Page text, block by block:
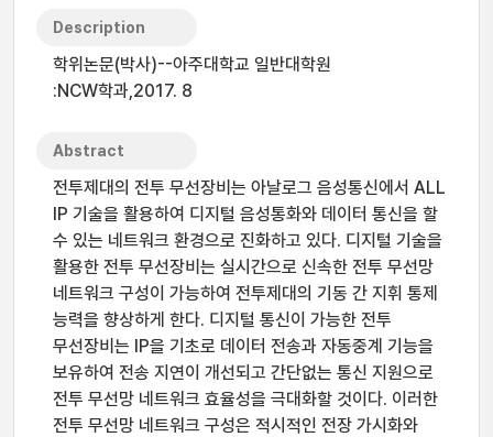
Description
학위논문(박사)--아주대학교 일반대학원
:NCW학과,2017. 8
Abstract
전투제대의 전투 무선장비는 아날로그 음성통신에서 ALL
IP 기술을 활용하여 디지털 음성통화와 데이터 통신을 할
수 있는 네트워크 환경으로 진화하고 있다. 디지털 기술을
활용한 전투 무선장비는 실시간으로 신속한 전투 무선망
네트워크 구성이 가능하여 전투제대의 기동 간 지휘 통제
능력을 향상하게 한다. 디지털 통신이 가능한 전투
무선장비는 IP을 기초로 데이터 전송과 자동중계 기능을
보유하여 전송 지연이 개선되고 간단없는 통신 지원으로
전투 무선망 네트워크 효율성을 극대화할 것이다. 이러한
전투 무선망 네트워크 구성은 적시적인 전장 가시화와